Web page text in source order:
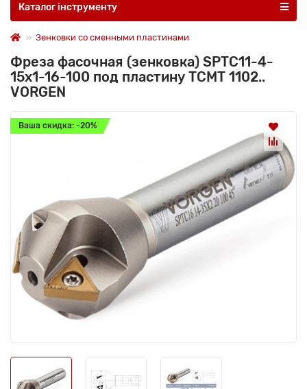
Каталог інструменту
Зенковки со сменными пластинами
Фреза фасочная (зенковка) SPTC11-4-
15x1-16-100 под пластину TCMT 1102..
VORGEN
Ваша скидка: -20%